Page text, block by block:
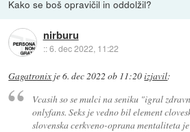
Kako se boš opravičil in oddolžil?
nirburu
::6. dec 2022, 11:22
Gagatronix je6. dec 2022 ob 11:20izjavil:
Vcasih so se mulci na seniku "igral
onlyfans. Seks je vedno bil element
slovenska cerkveno-oprana mentaliteta